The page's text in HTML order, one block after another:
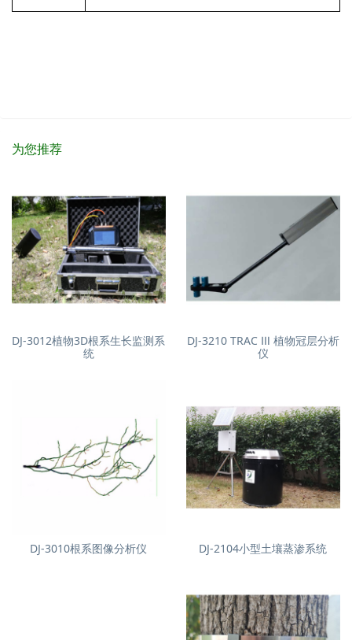
为您推荐
DJ-3012植物3D根系生长监测系
统
DJ-3210 TRAC Ⅲ 植物冠层分析
仪
DJ-2104小型土壤蒸渗系统
DJ-3010根系图像分析仪